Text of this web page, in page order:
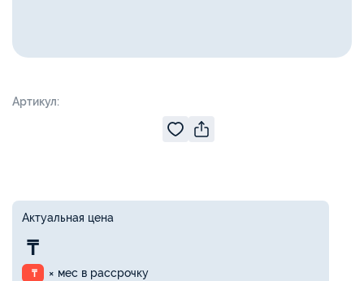
Артикул:
Актуальная цена
₸
₸ × мес в рассрочку